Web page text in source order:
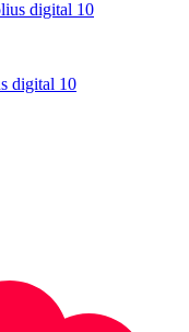
digital 10